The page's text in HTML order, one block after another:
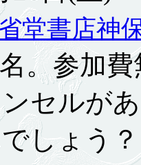
堂書店神
参加費
セルが
ょう？